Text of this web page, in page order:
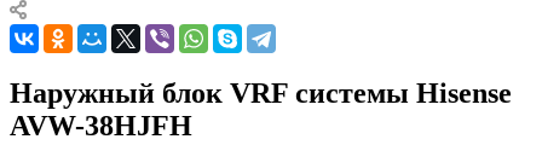
Наружный блок VRF системы Hisense
AVW-38HJFH